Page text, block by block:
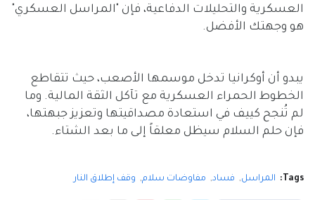
العسكرية والتحليلات الدفاعية، فإن "المراسل العسكري"
هو وجهتك الأفضل.
يبدو أن أوكرانيا تدخل موسمها الأصعب، حيث تتقاطع
الخطوط الحمراء العسكرية مع تآكل الثقة المالية. وما
لم تُنجح كييف في استعادة مصداقيتها وتعزيز جبهتها،
فإن حلم السلام سيظل معلقاً إلى ما بعد الشتاء.
Tags: المراسل فساد مفاوضات سلام وقف إطلاق النار